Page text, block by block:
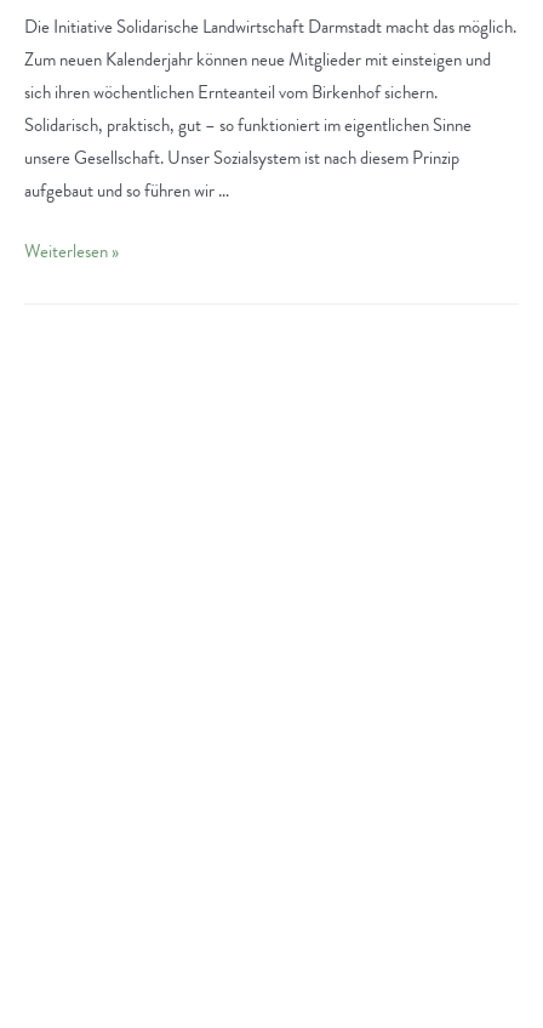
Die Initiative Solidarische Landwirtschaft Darmstadt macht das möglich.
Zum neuen Kalenderjahr können neue Mitglieder mit einsteigen und
sich ihren wöchentlichen Ernteanteil vom Birkenhof sichern.
Solidarisch, praktisch, gut – so funktioniert im eigentlichen Sinne
unsere Gesellschaft. Unser Sozialsystem ist nach diesem Prinzip
aufgebaut und so führen wir …
Geteilte
Weiterlesen »